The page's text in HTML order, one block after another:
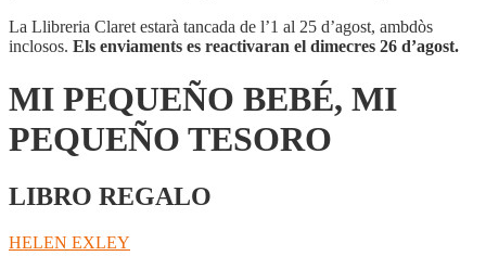
La Llibreria Claret estarà tancada de l’1 al 25 d’agost, ambdòs
inclosos. Els enviaments es reactivaran el dimecres 26 d’agost.
MI PEQUEÑO BEBÉ, MI
PEQUEÑO TESORO
LIBRO REGALO
HELEN EXLEY